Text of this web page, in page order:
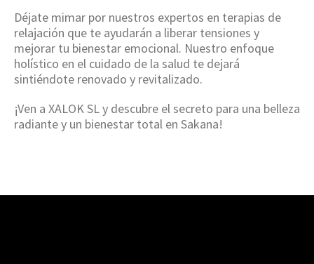
Déjate mimar por nuestros expertos en terapias de
relajación que te ayudarán a liberar tensiones y
mejorar tu bienestar emocional. Nuestro enfoque
holístico en el cuidado de la salud te dejará
sintiéndote renovado y revitalizado.
¡Ven a XALOK SL y descubre el secreto para una belleza
radiante y un bienestar total en Sakana!